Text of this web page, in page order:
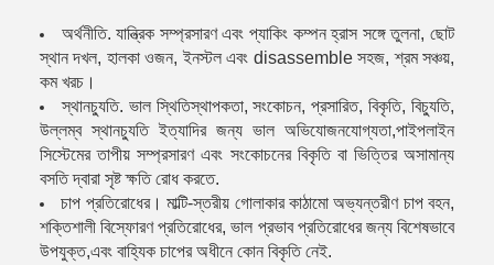
অর্থনীতি. যান্ত্রিক সম্প্রসারণ এবং প্যাকিং কম্পন হ্রাস সঙ্গে তুলনা, ছোট
স্থান দখল, হালকা ওজন, ইনস্টল এবং disassemble সহজ, শ্রম সঞ্চয়,
কম খরচ।
স্থানচ্যুতি. ভাল স্থিতিস্থাপকতা, সংকোচন, প্রসারিত, বিকৃতি, বিচ্যুতি,
উল্লম্ব স্থানচ্যুতি ইত্যাদির জন্য ভাল অভিযোজনযোগ্যতা,পাইপলাইন
সিস্টেমের তাপীয় সম্প্রসারণ এবং সংকোচনের বিকৃতি বা ভিত্তির অসামান্য
বসতি দ্বারা সৃষ্ট ক্ষতি রোধ করতে.
চাপ প্রতিরোধের। মাল্টি-স্তরীয় গোলাকার কাঠামো অভ্যন্তরীণ চাপ বহন,
শক্তিশালী বিস্ফোরণ প্রতিরোধের, ভাল প্রভাব প্রতিরোধের জন্য বিশেষভাবে
উপযুক্ত,এবং বাহ্যিক চাপের অধীনে কোন বিকৃতি নেই.